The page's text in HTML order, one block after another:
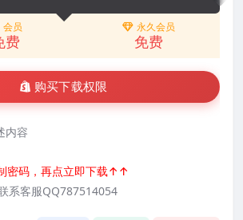
会员
费
永久会员
免费
购买下载权限
内容
密码，再点立即下载↑↑
系客服QQ787514054